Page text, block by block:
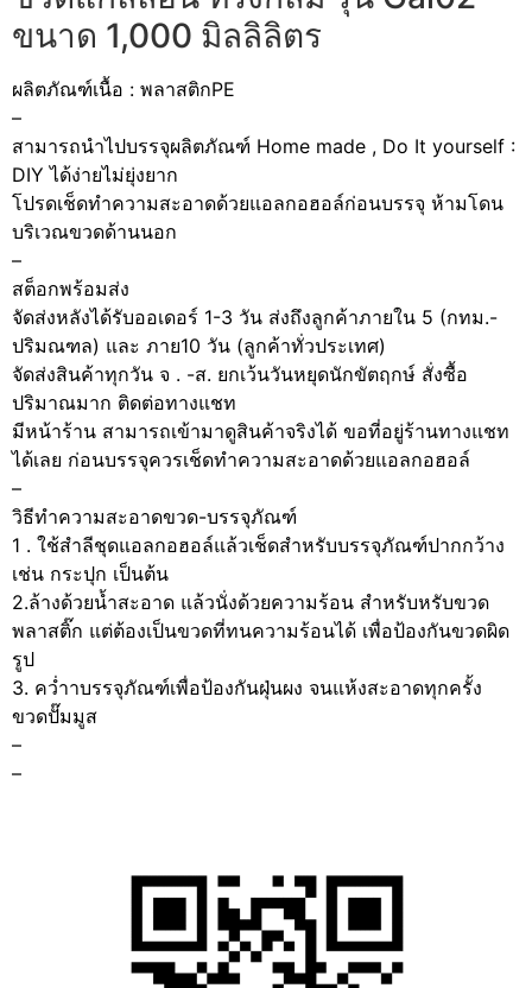
ขนาด 1,000 มิลลิลิตร
ผลิตภัณฑ์เนื้อ : พลาสติกPE
–
สามารถนำไปบรรจุผลิตภัณฑ์ Home made , Do It yourself :
DIY ได้ง่ายไม่ยุ่งยาก
โปรดเช็ดทำความสะอาดด้วยแอลกอฮอล์ก่อนบรรจุ ห้ามโดน
บริเวณขวดด้านนอก
–
สต็อกพร้อมส่ง
จัดส่งหลังได้รับออเดอร์ 1-3 วัน ส่งถึงลูกค้าภายใน 5 (กทม.-
ปริมณฑล) และ ภาย10 วัน (ลูกค้าทั่วประเทศ)
จัดส่งสินค้าทุกวัน จ . -ส. ยกเว้นวันหยุดนักขัตฤกษ์ สั่งซื้อ
ปริมาณมาก ติดต่อทางแชท
มีหน้าร้าน สามารถเข้ามาดูสินค้าจริงได้ ขอที่อยู่ร้านทางแชท
ได้เลย ก่อนบรรจุควรเช็ดทำความสะอาดด้วยแอลกอฮอล์
–
วิธีทำความสะอาดขวด-บรรจุภัณฑ์
1 . ใช้สำลีชุดแอลกอฮอล์แล้วเช็ดสำหรับบรรจุภัณฑ์ปากกว้าง
เช่น กระปุก เป็นต้น
2.ล้างด้วยน้ำสะอาด แล้วนั่งด้วยความร้อน สำหรับหรับขวด
พลาสติ๊ก แต่ต้องเป็นขวดที่ทนความร้อนได้ เพื่อป้องกันขวดผิด
รูป
3. คว่ำาบรรจุภัณฑ์เพื่อป้องกันฝุ่นผง จนแห้งสะอาดทุกครั้ง
ขวดปั๊มมูส
–
–